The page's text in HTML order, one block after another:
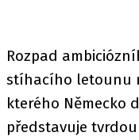
Rozpad
stíhacího letounu
kterého Německo
představuje